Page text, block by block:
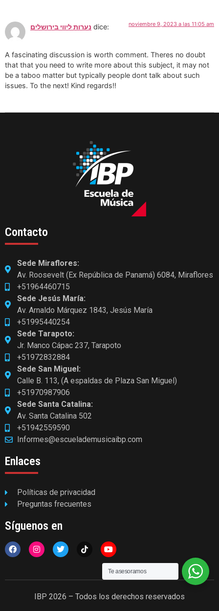
נערות ליווי בירושלים dice: noviembre 9, 2023 a las 11:05 am
A fascinating discussion is worth comment. Theres no doubt
that that you need to write more about this subject, it may not
be a taboo matter but typically people dont talk about such
issues. To the next! Kind regards!!
Contacto
Sede Miraflores:
Av. Roosevelt (Ex República de Panamá) 6084, Miraflores
+51964460715
Sede Jesús María:
Av. Arnaldo Márquez 1843, Jesús María
+51995440254
Sede Tarapoto:
Jr. Manco Cápac 237, Tarapoto
+51972832884
Sede San Miguel:
Calle B. 113, (A espaldas de Plaza San Miguel)
+51970987906
Sede Santa Catalina:
Av. Santa Catalina 502
+51942559590
Informes@escuelademusicaibp.com
Enlaces
Políticas de privacidad
Preguntas frecuentes
Síguenos en
IBP 2026 – Todos los derechos reservados
Te asesoramos